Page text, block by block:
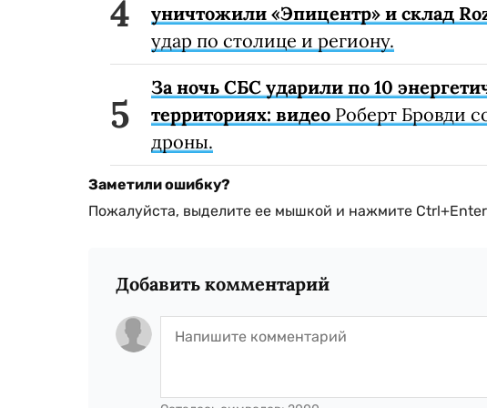
уничтожили «Эпицентр» и склад
удар по столице и региону.
За ночь СБС ударили по 10
территориях: видео Роберт Бровди
дроны.
Заметили ошибку?
Пожалуйста, выделите ее мышкой и нажмите
Добавить комментарий